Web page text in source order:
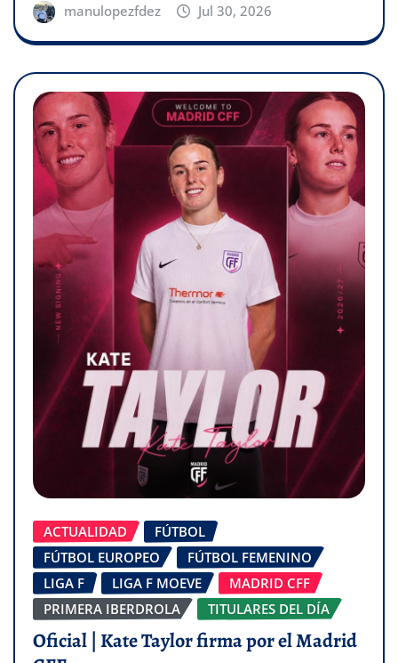
manulopezfdez Jul 30, 2026
ACTUALIDAD
FÚTBOL
FÚTBOL EUROPEO
FÚTBOL FEMENINO
LIGA F
LIGA F MOEVE
MADRID CFF
PRIMERA IBERDROLA
TITULARES DEL DÍA
Oficial | Kate Taylor firma por el Madrid